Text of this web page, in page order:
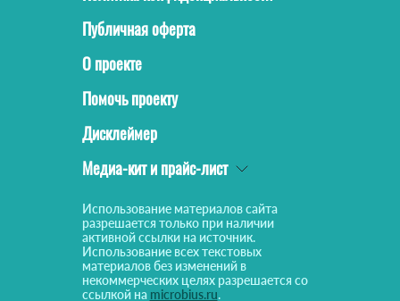
Публичная оферта
О проекте
Помочь проекту
Дисклеймер
Медиа-кит и прайс-лист
Использование материалов сайта
разрешается только при наличии
активной ссылки на источник.
Использование всех текстовых
материалов без изменений в
некоммерческих целях разрешается со
ссылкой на microbius.ru.